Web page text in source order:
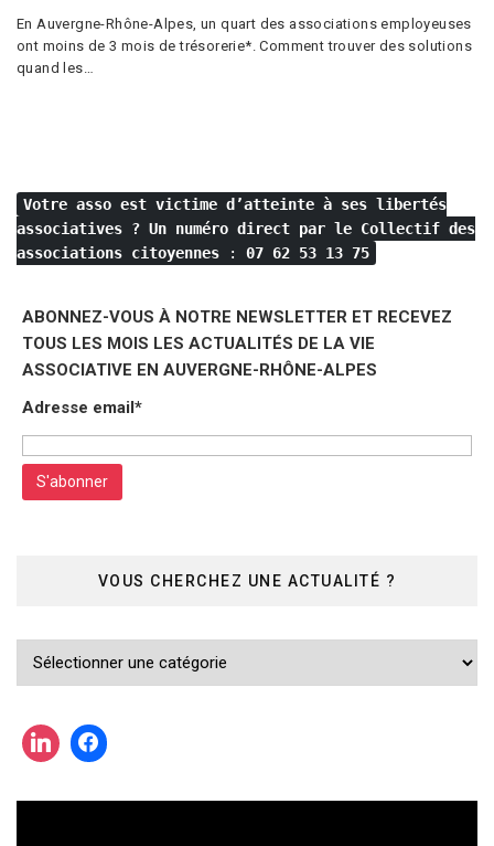
En Auvergne-Rhône-Alpes, un quart des associations employeuses
ont moins de 3 mois de trésorerie*. Comment trouver des solutions
quand les…
Votre asso est victime d’atteinte à ses libertés
associatives ? Un numéro direct par le Collectif des
associations citoyennes : 07 62 53 13 75
ABONNEZ-VOUS À NOTRE NEWSLETTER ET RECEVEZ
TOUS LES MOIS LES ACTUALITÉS DE LA VIE
ASSOCIATIVE EN AUVERGNE-RHÔNE-ALPES
Adresse email*
VOUS CHERCHEZ UNE ACTUALITÉ ?
Vous
actualité
?